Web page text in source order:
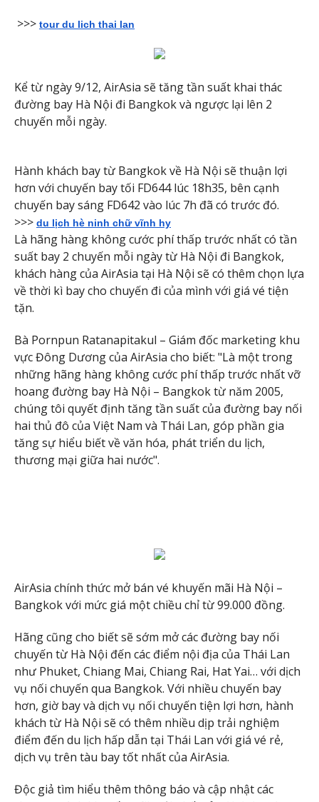
>>> tour du lich thai lan
Kể từ ngày 9/12, AirAsia sẽ tăng tần suất khai thác
đường bay Hà Nội đi Bangkok và ngược lại lên 2
chuyến mỗi ngày.
Hành khách bay từ Bangkok về Hà Nội sẽ thuận lợi
hơn với chuyến bay tối FD644 lúc 18h35, bên cạnh
chuyến bay sáng FD642 vào lúc 7h đã có trước đó.
>>> du lịch hè ninh chữ vĩnh hy
Là hãng hàng không cước phí thấp trước nhất có tần
suất bay 2 chuyến mỗi ngày từ Hà Nội đi Bangkok,
khách hàng của AirAsia tại Hà Nội sẽ có thêm chọn lựa
về thời kì bay cho chuyến đi của mình với giá vé tiện
tặn.
Bà Pornpun Ratanapitakul – Giám đốc marketing khu
vực Đông Dương của AirAsia cho biết: "Là một trong
những hãng hàng không cước phí thấp trước nhất vỡ
hoang đường bay Hà Nội – Bangkok từ năm 2005,
chúng tôi quyết định tăng tần suất của đường bay nối
hai thủ đô của Việt Nam và Thái Lan, góp phần gia
tăng sự hiểu biết về văn hóa, phát triển du lịch,
thương mại giữa hai nước".
AirAsia chính thức mở bán vé khuyến mãi Hà Nội –
Bangkok với mức giá một chiều chỉ từ 99.000 đồng.
Hãng cũng cho biết sẽ sớm mở các đường bay nối
chuyến từ Hà Nội đến các điểm nội địa của Thái Lan
như Phuket, Chiang Mai, Chiang Rai, Hat Yai… với dịch
vụ nối chuyến qua Bangkok. Với nhiều chuyến bay
hơn, giờ bay và dịch vụ nối chuyến tiện lợi hơn, hành
khách từ Hà Nội sẽ có thêm nhiều dịp trải nghiệm
điểm đến du lịch hấp dẫn tại Thái Lan với giá vé rẻ,
dịch vụ trên tàu bay tốt nhất của AirAsia.
Độc giả tìm hiểu thêm thông báo và cập nhật các